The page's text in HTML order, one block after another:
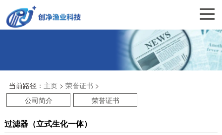
当前路径： 主页> 荣誉证书 >
公司简介
荣誉证书
过滤器（立式生化一体）